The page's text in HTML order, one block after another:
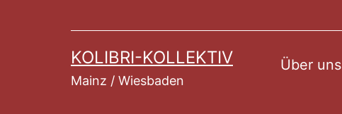
KOLIBRI-KOLLEKTIV
Mainz / Wiesbaden
Über uns